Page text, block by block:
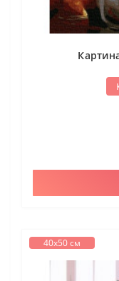
40х50 см